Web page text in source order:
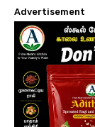
Advertisement